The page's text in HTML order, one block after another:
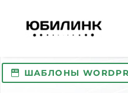
ШАБЛОНЫ